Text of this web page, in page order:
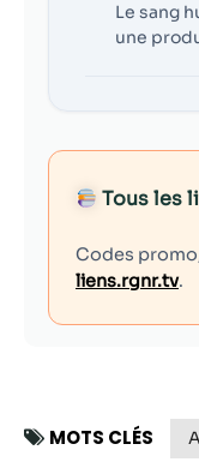
Le sang
une
Tous les
Codes
liens.rgnr.tv.
MOTS CLÉS